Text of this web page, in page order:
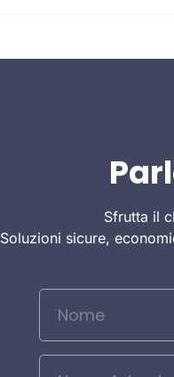
Sfrutta il
Soluzioni sicure,